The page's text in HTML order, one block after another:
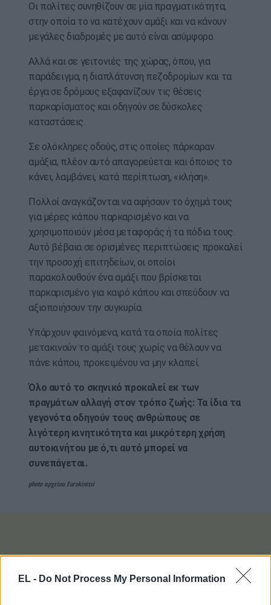
EL - Do Not Process My Personal Information
Οι πολίτες συνηθίζουν σε μία πραγματικότητα,
στην οποία το να κατέχουν αμάξι και να κάνουν
μεγάλες διαδρομές με αυτό είναι ασύμφορο.
Αλλά και σε γειτονιές της χώρας, όπου, για
παράδειγμα, η διαπλάτυνση πεζοδρομίων και τα
έργα σε δρόμους εξαφανίζουν τις θέσεις
παρκαρίσματος και οδηγούν σε δύσκολες
καταστάσεις.
Σε ολόκληρες οδούς, στις οποίες πάρκαραν
αμάξια, πλέον αυτό απαγορεύεται και όποιος το
κάνει, λαμβάνει, κατά περίπτωση, «κλήση».
Πολλοί αναγκάζονται να αφήσουν το όχημά τους
για μέρες κάπου παρκαρισμένο και να
χρησιμοποιούν μέσα μεταφοράς ή τα πόδια τους.
Αυτό βέβαια σε ορισμένες περιπτώσεις προκαλεί
την προσοχή επιτηδείων, οι οποίοι
παρακολουθούν ένα αμάξι που βρίσκεται
παρκαρισμένο για καιρό κάπου και σπεύδουν να
αξιοποιήσουν την συγκυρία.
Υπάρχουν φαινόμενα, κατά τα οποία πολίτες
μετακινούν το αμάξι τους χωρίς να θέλουν να
πάνε κάπου, προκειμένου να μην κλαπεί.
Όλο αυτό το σκηνικό προκαλεί εκ των
πραγμάτων αλλαγή στον τρόπο ζωής: Τα ίδια τα
γεγονότα οδηγούν τους ανθρώπους σε
λιγότερη κινητικότητα και μικρότερη χρήση
αυτοκινήτου με ό,τι αυτό μπορεί να
συνεπάγεται.
photo αρχείου Eurokinissi